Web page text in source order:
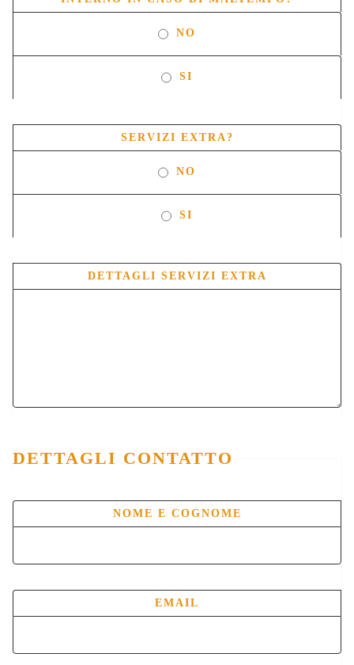
NO
SI
SERVIZI EXTRA?
NO
SI
DETTAGLI SERVIZI EXTRA
DETTAGLI CONTATTO
NOME E COGNOME
EMAIL